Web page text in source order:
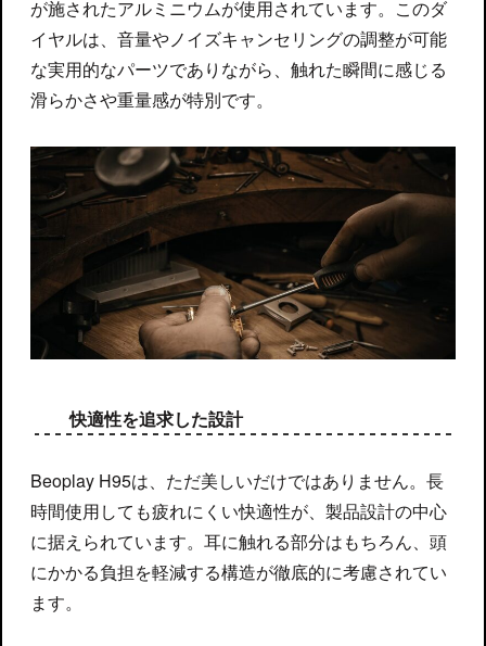
が施されたアルミニウムが使用されています。このダ
イヤルは、音量やノイズキャンセリングの調整が可能
な実用的なパーツでありながら、触れた瞬間に感じる
滑らかさや重量感が特別です。
快適性を追求した設計
Beoplay H95は、ただ美しいだけではありません。長
時間使用しても疲れにくい快適性が、製品設計の中心
に据えられています。耳に触れる部分はもちろん、頭
にかかる負担を軽減する構造が徹底的に考慮されてい
ます。